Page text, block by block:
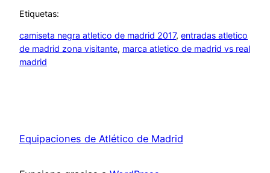
Etiquetas:
camiseta negra atletico de madrid 2017, entradas atletico
de madrid zona visitante, marca atletico de madrid vs real
madrid
Equipaciones de Atlético de Madrid